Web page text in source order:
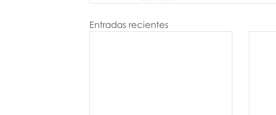
Entradas recientes